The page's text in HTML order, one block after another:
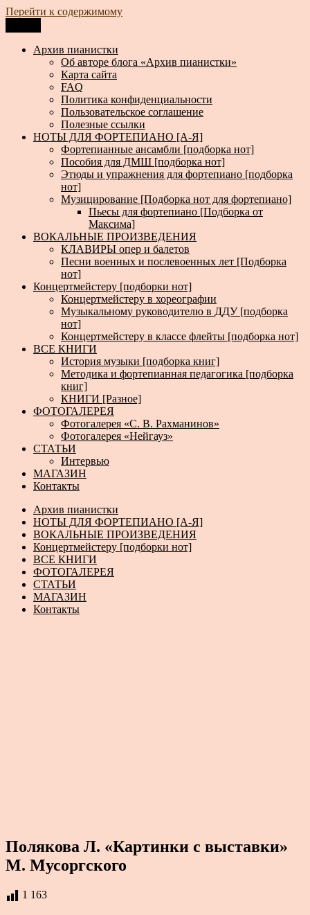
Перейти к содержимому
Архив пианистки
Всё для пианистов: ноты, книги, музыка, статьи…
Архив пианистки
Об авторе блога «Архив пианистки»
Карта сайта
FAQ
Политика конфиденциальности
Пользовательское соглашение
Полезные ссылки
НОТЫ ДЛЯ ФОРТЕПИАНО [А-Я]
Фортепианные ансамбли [подборка нот]
Пособия для ДМШ [подборка нот]
Этюды и упражнения для фортепиано [подборка
нот]
Музицирование [Подборка нот для фортепиано]
Пьесы для фортепиано [Подборка от
Максима]
ВОКАЛЬНЫЕ ПРОИЗВЕДЕНИЯ
КЛАВИРЫ опер и балетов
Песни военных и послевоенных лет [Подборка
нот]
Концертмейстеру [подборки нот]
Концертмейстеру в хореографии
Музыкальному руководителю в ДДУ [подборка
нот]
Концертмейстеру в классе флейты [подборка нот]
ВСЕ КНИГИ
История музыки [подборка книг]
Методика и фортепианная педагогика [подборка
книг]
КНИГИ [Разное]
ФОТОГАЛЕРЕЯ
Фотогалерея «С. В. Рахманинов»
Фотогалерея «Нейгауз»
СТАТЬИ
Интервью
МАГАЗИН
Контакты
Архив пианистки
НОТЫ ДЛЯ ФОРТЕПИАНО [А-Я]
ВОКАЛЬНЫЕ ПРОИЗВЕДЕНИЯ
Концертмейстеру [подборки нот]
ВСЕ КНИГИ
ФОТОГАЛЕРЕЯ
СТАТЬИ
МАГАЗИН
Контакты
Полякова Л. «Картинки с выставки»
М. Мусоргского
1 163